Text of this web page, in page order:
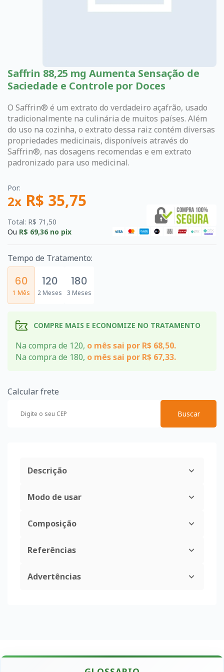
Saffrin 88,25 mg Aumenta Sensação de
Saciedade e Controle por Doces
O Saffrin® é um extrato do verdadeiro açafrão, usado
tradicionalmente na culinária de muitos países. Além
do uso na cozinha, o extrato dessa raiz contém diversas
propriedades medicinais, disponíveis através do
Saffrin®, nas dosagens recomendas e em extrato
padronizado para uso medicinal.
Por:
2x R$ 35,75
Total: R$ 71,50
Ou R$ 69,36no pix
Tempo de Tratamento:
60
1 Mês
120
2 Meses
180
3 Meses
COMPRE MAIS E ECONOMIZE NO TRATAMENTO
Na compra de 120, o mês sai por R$ 68,50.
Na compra de 180, o mês sai por R$ 67,33.
Calcular frete
Buscar
Descrição
Modo de usar
Composição
Referências
Advertências